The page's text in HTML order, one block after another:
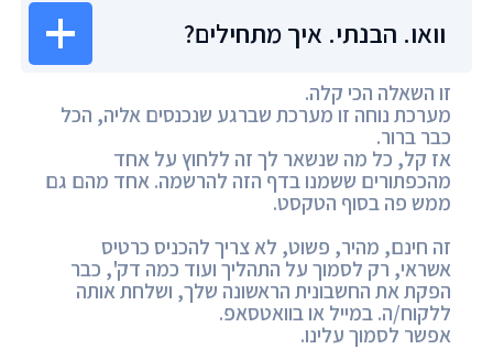
וואו. הבנתי. איך מתחילים?
זו השאלה הכי קלה.
מערכת נוחה זו מערכת שברגע שנכנסים אליה, הכל
כבר ברור.
אז קל, כל מה שנשאר לך זה ללחוץ על אחד
מהכפתורים ששמנו בדף הזה להרשמה. אחד מהם גם
ממש פה בסוף הטקסט.
זה חינם, מהיר, פשוט, לא צריך להכניס כרטיס
אשראי, רק לסמוך על התהליך ועוד כמה דק', כבר
הפקת את החשבונית הראשונה שלך, ושלחת אותה
ללקוח/ה. במייל או בוואטסאפ.
אפשר לסמוך עלינו.